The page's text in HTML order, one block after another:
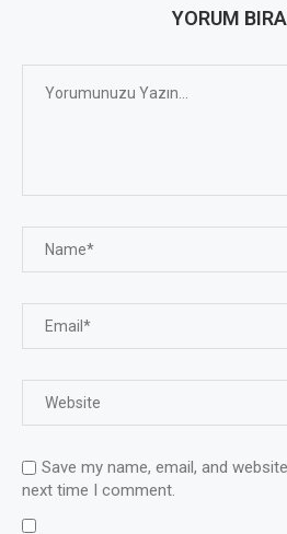
YORUM
Save my name, email, and
next time I comment.